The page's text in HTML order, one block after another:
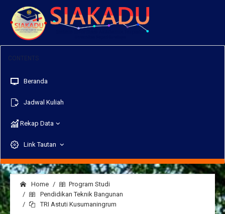
Beranda
Jadwal Kuliah
Rekap Data
Link Tautan
Home
Program Studi
Pendidikan Teknik Bangunan
TRI Astuti Kusumaningrum